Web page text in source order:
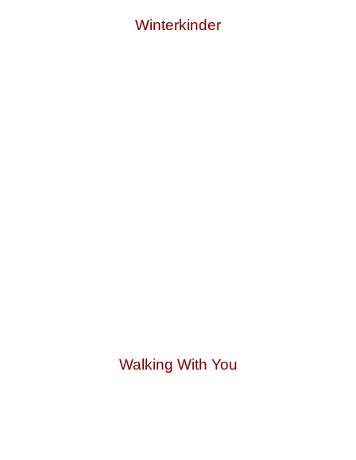
Winterkinder
Walking With You